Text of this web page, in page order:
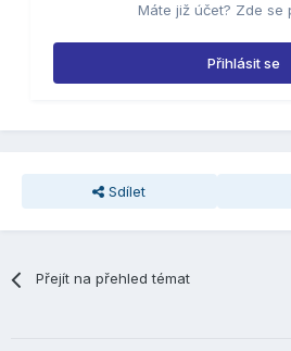
Máte již účet? Zde se
Přihlásit se
Sdílet
Přejít na přehled témat